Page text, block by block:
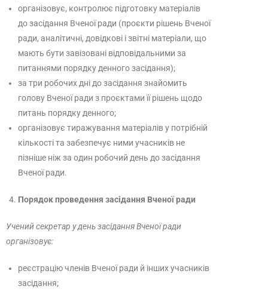
організовує, контролює підготовку матеріалів
до засідання Вченої ради (проєкти рішень Вченої
ради, аналітичні, довідкові і звітні матеріали, що
мають бути завізовані відповідальними за
питаннями порядку денного засідання);
за три робочих дні до засідання знайомить
голову Вченої ради з проєктами її рішень щодо
питань порядку денного;
організовує тиражування матеріалів у потрібній
кількості та забезпечує ними учасників не
пізніше ніж за один робочий день до засідання
Вченої ради.
Порядок проведення засідання Вченої ради
Учений секретар у день засідання Вченої ради
організовує:
реєстрацію членів Вченої ради й інших учасників
засідання;